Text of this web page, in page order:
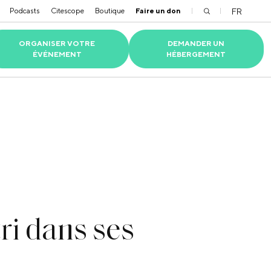
Podcasts Citescope Boutique Faire un don FR
ORGANISER VOTRE
ÉVÉNEMENT
DEMANDER UN
HÉBERGEMENT
dans ses